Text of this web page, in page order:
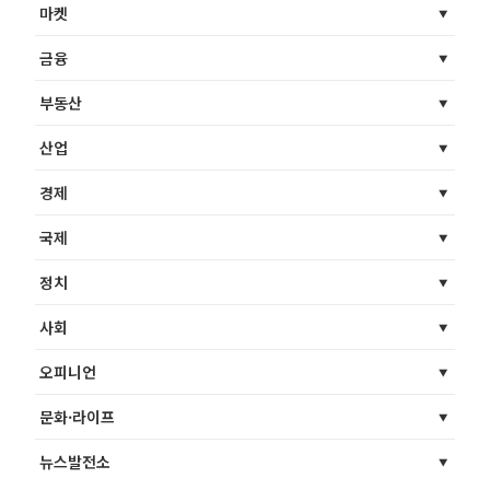
마켓
금융
부동산
산업
경제
국제
정치
사회
오피니언
문화·라이프
뉴스발전소